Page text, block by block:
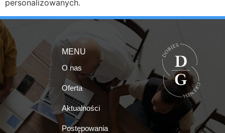
personalizowanych.
MENU
O nas
Oferta
Aktualności
Postępowania